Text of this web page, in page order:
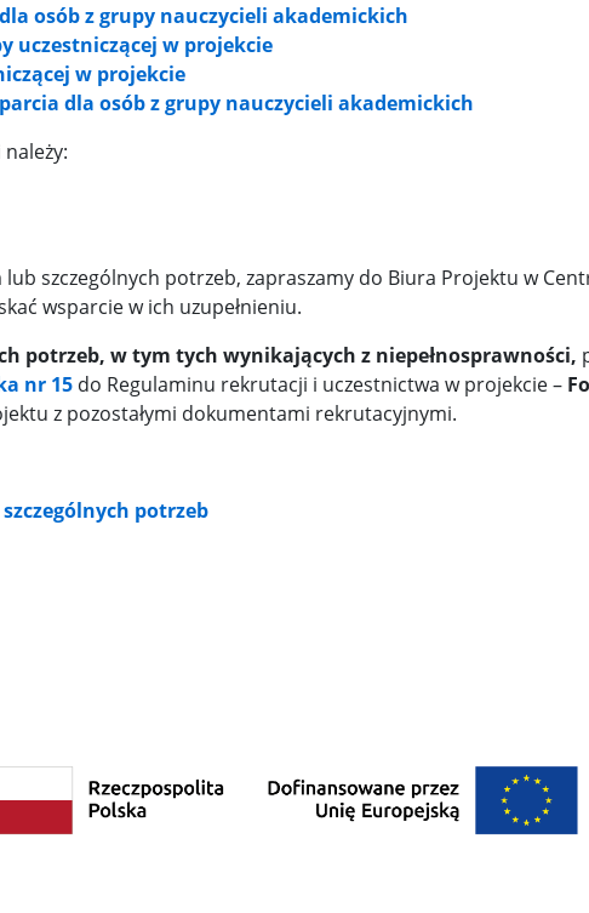
osób z grupy nauczycieli akademickich
uczestniczącej w projekcie
w projekcie
dla osób z grupy nauczycieli akademickich
szczególnych potrzeb, zapraszamy do Biura Projektu w
wsparcie w ich uzupełnieniu.
potrzeb, w tym tych wynikających z niepełnosprawności,
nr 15 do Regulaminu rekrutacji i uczestnictwa w projekcie –
z pozostałymi dokumentami rekrutacyjnymi.
potrzeb